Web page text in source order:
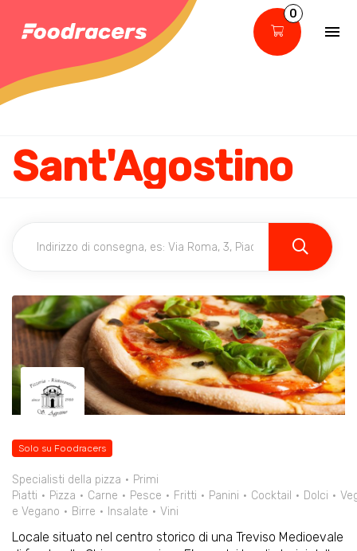
0
Sant'Agostino
Solo su Foodracers
Specialisti della pizza
Primi
Piatti
Pizza Carne Pesce Fritti Panini Cocktail Dolci
e Vegano
Birre Insalate Vini
Locale situato nel centro storico di una Treviso Medioevale